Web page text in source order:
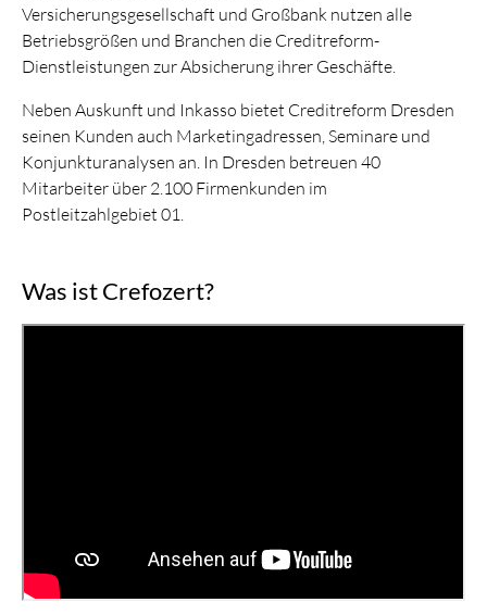
Versicherungsgesellschaft und Großbank nutzen alle
Betriebsgrößen und Branchen die Creditreform-
Dienstleistungen zur Absicherung ihrer Geschäfte.
Neben Auskunft und Inkasso bietet Creditreform Dresden
seinen Kunden auch Marketingadressen, Seminare und
Konjunkturanalysen an. In Dresden betreuen 40
Mitarbeiter über 2.100 Firmenkunden im
Postleitzahlgebiet 01.
Was ist Crefozert?